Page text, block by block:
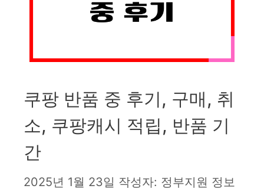
쿠팡 반품 중 후기, 구매, 취
소, 쿠팡캐시 적립, 반품 기
간
2025년 1월 23일 작성자: 정부지원 정보